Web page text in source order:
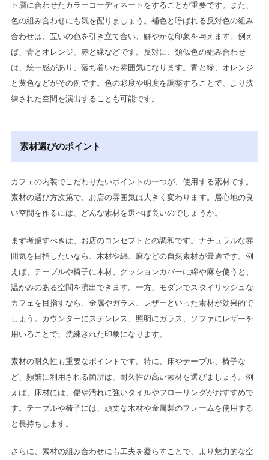
ト層に合わせたカラーコーディネートをすることが重要です。また、
色の組み合わせにも気を配りましょう。補色と呼ばれる反対色の組み
合わせは、互いの色を引き立て合い、鮮やかな印象を与えます。例え
ば、青とオレンジ、赤と緑などです。反対に、類似色の組み合わせ
は、統一感があり、落ち着いた雰囲気になります。青と緑、オレンジ
と黄色などがその例です。色の彩度や明度を調整することで、より洗
練された空間を演出することも可能です。
素材選びのポイント
カフェの内装でこだわりたいポイントの一つが、使用する素材です。
素材の選び方次第で、お店の雰囲気は大きく変わります。居心地の良
い空間を作るには、どんな素材を選べば良いのでしょうか。
まず考慮すべきは、お店のコンセプトとの調和です。ナチュラルな雰
囲気を目指したいなら、木材や綿、麻などの自然素材が最適です。例
えば、テーブルや椅子に木材、クッションカバーに綿や麻を使うと、
温かみのある空間を演出できます。一方、モダンでスタイリッシュな
カフェを目指すなら、金属やガラス、レザーといった素材が効果的で
しょう。カウンターにステンレス、照明にガラス、ソファにレザーを
用いることで、洗練された印象になります。
素材の耐久性も重要なポイントです。特に、床やテーブル、椅子な
ど、頻繁に利用される箇所は、耐久性の高い素材を選びましょう。例
えば、床材には、傷や汚れに強いタイルやフローリングがおすすめで
す。テーブルや椅子には、頑丈な木材や金属製のフレームを使用する
と長持ちします。
さらに、素材の組み合わせにも工夫を凝らすことで、より魅力的な空